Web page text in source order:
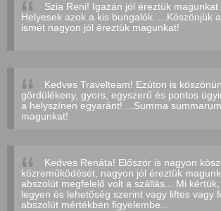
Szia Reni! Igazán jól éreztük magunkat
Helyesek azok a kis bungalók. ...Köszönjük
ismét nagyon jól éreztük magunkat!
Kedves Travelteam! Ezúton is
gördülékeny, gyors, egyszerű és pontos
a helyszínen egyaránt! ...Summa
magunkat!
Kedves Renáta! Először is nagyon
közreműködését, nagyon jól éreztük
abszolút megfelelő volt a szállás... Mi
legyen és lehetőség szerint vagy liftes vagy
abszolút mértékben figyelembe...